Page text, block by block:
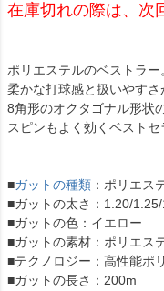
在庫切れの際は、次
ポリエステルのベストラー
柔かな打球感と扱いやすさ
8角形のオクタゴナル形状
スピンもよく効くベスト
■ガットの種類 ：ポリエス
■ガットの太さ：1.20/
■ガットの色：イエロー
■ガットの素材：ポリエス
■テクノロジー：高性能ポ
■ガットの長さ：200m